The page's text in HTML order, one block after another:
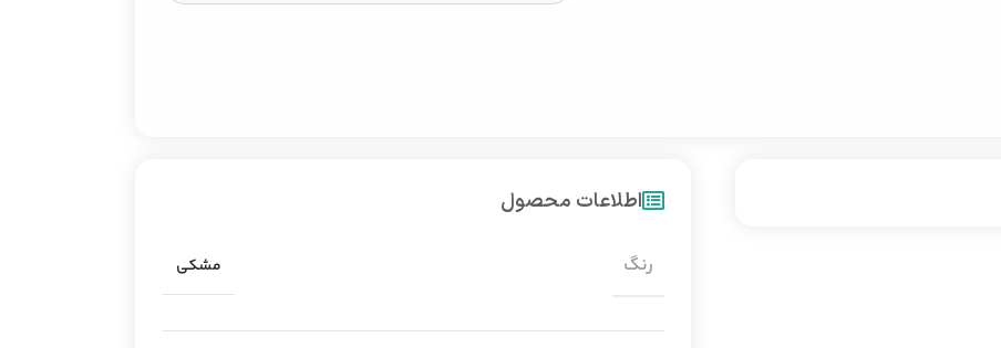
اطلاعات محصول
رنگ مشکی